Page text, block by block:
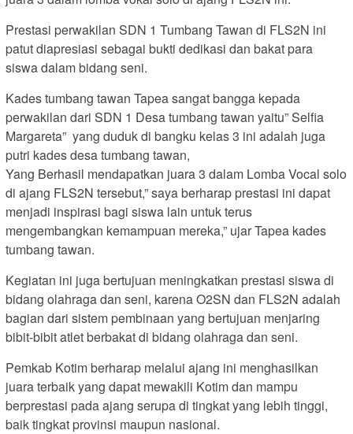
Prestasi perwakilan SDN 1 Tumbang Tawan di FLS2N ini
patut diapresiasi sebagai bukti dedikasi dan bakat para
siswa dalam bidang seni.
Kades tumbang tawan Tapea sangat bangga kepada
perwakilan dari SDN 1 Desa tumbang tawan yaitu” Selfia
Margareta” yang duduk di bangku kelas 3 ini adalah juga
putri kades desa tumbang tawan,
Yang Berhasil mendapatkan juara 3 dalam Lomba Vocal solo
di ajang FLS2N tersebut,” saya berharap prestasi ini dapat
menjadi inspirasi bagi siswa lain untuk terus
mengembangkan kemampuan mereka,” ujar Tapea kades
tumbang tawan.
Kegiatan ini juga bertujuan meningkatkan prestasi siswa di
bidang olahraga dan seni, karena O2SN dan FLS2N adalah
bagian dari sistem pembinaan yang bertujuan menjaring
bibit-bibit atlet berbakat di bidang olahraga dan seni.
Pemkab Kotim berharap melalui ajang ini menghasilkan
juara terbaik yang dapat mewakili Kotim dan mampu
berprestasi pada ajang serupa di tingkat yang lebih tinggi,
baik tingkat provinsi maupun nasional.